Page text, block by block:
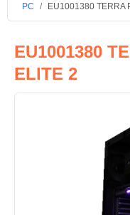
PC EU1001380 TERRA
EU1001380
ELITE 2